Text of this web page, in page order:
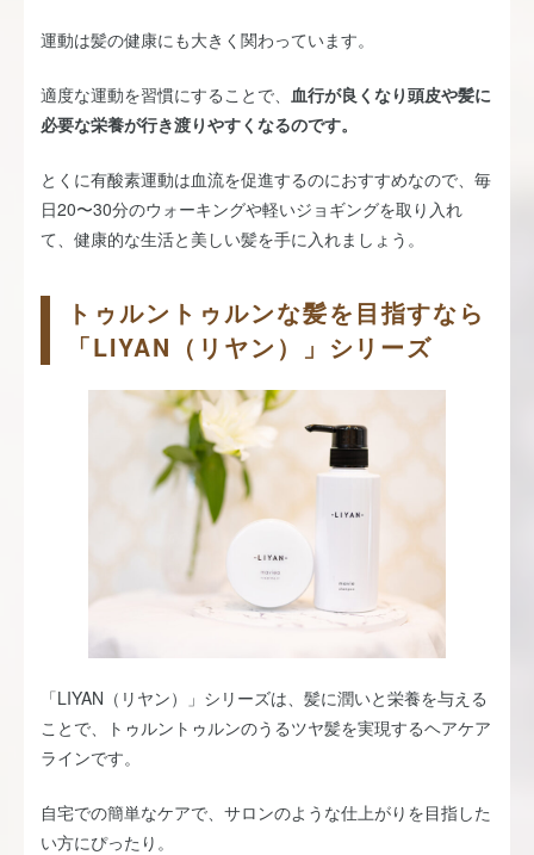
運動は髪の健康にも大きく関わっています。
適度な運動を習慣にすることで、 血行が良くなり頭皮や髪に
必要な栄養が行き渡りやすくなるのです。
とくに有酸素運動は血流を促進するのにおすすめなので、毎
日20〜30分のウォーキングや軽いジョギングを取り入れ
て、健康的な生活と美しい髪を手に入れましょう。
トゥルントゥルンな髪を目指すなら
「LIYAN（リヤン）」シリーズ
「LIYAN（リヤン）」シリーズは、髪に潤いと栄養を与える
ことで、トゥルントゥルンのうるツヤ髪を実現するヘアケア
ラインです。
自宅での簡単なケアで、サロンのような仕上がりを目指した
い方にぴったり。